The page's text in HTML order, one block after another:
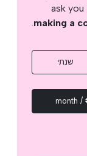
ask
making a
.
שנתי